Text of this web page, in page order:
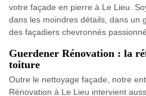
votre façade en pierre à Le Lieu.
dans les moindres détails, dans un
des façadiers chevronnés
Guerdener Rénovation : la
toiture
Outre le nettoyage façade, notre
Rénovation à Le Lieu intervient